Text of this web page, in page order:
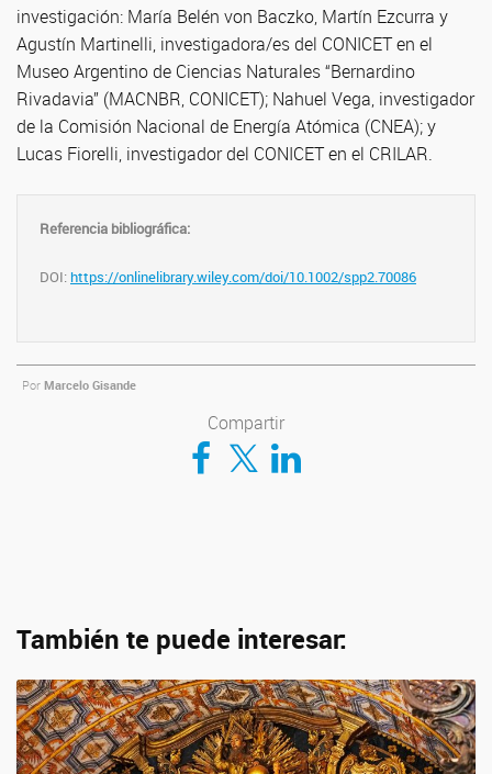
investigación: María Belén von Baczko, Martín Ezcurra y
Agustín Martinelli, investigadora/es del CONICET en el
Museo Argentino de Ciencias Naturales “Bernardino
Rivadavia” (MACNBR, CONICET); Nahuel Vega, investigador
de la Comisión Nacional de Energía Atómica (CNEA); y
Lucas Fiorelli, investigador del CONICET en el CRILAR.
Referencia bibliográfica:
DOI: https://onlinelibrary.wiley.com/doi/10.1002/spp2.70086
Por Marcelo Gisande
Compartir
Compartir en Facebook
Compartir en TwitterCompartir en LinkedIn
También te puede interesar: